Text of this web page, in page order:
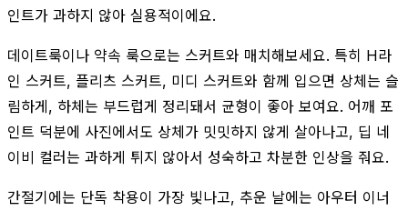
인트가 과하지 않아 실용적이에요.
데이트룩이나 약속 룩으로는 스커트와 매치해보세요. 특히 H라
인 스커트, 플리츠 스커트, 미디 스커트와 함께 입으면 상체는 슬
림하게, 하체는 부드럽게 정리돼서 균형이 좋아 보여요. 어깨 포
인트 덕분에 사진에서도 상체가 밋밋하지 않게 살아나고, 딥 네
이비 컬러는 과하게 튀지 않아서 성숙하고 차분한 인상을 줘요.
간절기에는 단독 착용이 가장 빛나고, 추운 날에는 아우터 이너